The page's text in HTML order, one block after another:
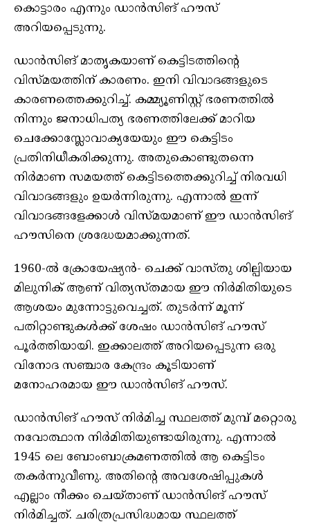
കൊട്ടാരം എന്നും ഡാന്‍സിങ് ഹൗസ്
അറിയപ്പെടുന്നു.
ഡാന്‍സിങ് മാതൃകയാണ് കെട്ടിടത്തിന്റെ
വിസ്മയത്തിന് കാരണം. ഇനി വിവാദങ്ങളുടെ
കാരണത്തെക്കുറിച്ച്. കമ്മ്യൂണിസ്റ്റ് ഭരണത്തില്‍
നിന്നും ജനാധിപത്യ ഭരണത്തിലേക്ക് മാറിയ
ചെക്കോസ്ലോവാക്യയേയും ഈ കെട്ടിടം
പ്രതിനിധീകരിക്കുന്നു. അതുകൊണ്ടുതന്നെ
നിര്‍മാണ സമയത്ത് കെട്ടിടത്തെക്കുറിച്ച് നിരവധി
വിവാദങ്ങളും ഉയര്‍ന്നിരുന്നു. എന്നാല്‍ ഇന്ന്
വിവാദങ്ങളേക്കാള്‍ വിസ്മയമാണ് ഈ ഡാന്‍സിങ്
ഹൗസിനെ ശ്രദ്ധേയമാക്കുന്നത്.
1960-ല്‍ ക്രോയേഷ്യന്‍- ചെക്ക് വാസ്തു ശില്പിയായ
മിലുനിക് ആണ് വിത്യസ്തമായ ഈ നിര്‍മിതിയുടെ
ആശയം മുന്നോട്ടുവെച്ചത്. തുടര്‍ന്ന് മൂന്ന്
പതിറ്റാണ്ടുകള്‍ക്ക് ശേഷം ഡാന്‍സിങ് ഹൗസ്
പൂര്‍ത്തിയായി. ഇക്കാലത്ത് അറിയപ്പെടുന്ന ഒരു
വിനോദ സഞ്ചാര കേന്ദ്രം കൂടിയാണ്
മനോഹരമായ ഈ ഡാന്‍സിങ് ഹൗസ്.
ഡാന്‍സിങ് ഹൗസ് നിര്‍മിച്ച സ്ഥലത്ത് മുമ്പ് മറ്റൊരു
നവോത്ഥാന നിര്‍മിതിയുണ്ടായിരുന്നു. എന്നാല്‍
1945 ലെ ബോംബാക്രമണത്തില്‍ ആ കെട്ടിടം
തകര്‍ന്നുവീണു. അതിന്റെ അവശേഷിപ്പുകള്‍
എല്ലാം നീക്കം ചെയ്താണ് ഡാന്‍സിങ് ഹൗസ്
നിര്‍മിച്ചത്. ചരിത്രപ്രസിദ്ധമായ സ്ഥലത്ത്